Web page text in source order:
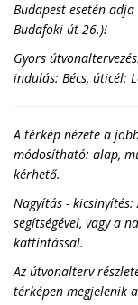
Budapest esetén
Budafoki út 26.)!
Gyors
indulás: Bécs, úticél:
A térkép nézete a
módosítható: alap,
kérhető.
Nagyítás -
segítségével, vagy a
kattintással.
Az útvonalterv
térképen megjelenik